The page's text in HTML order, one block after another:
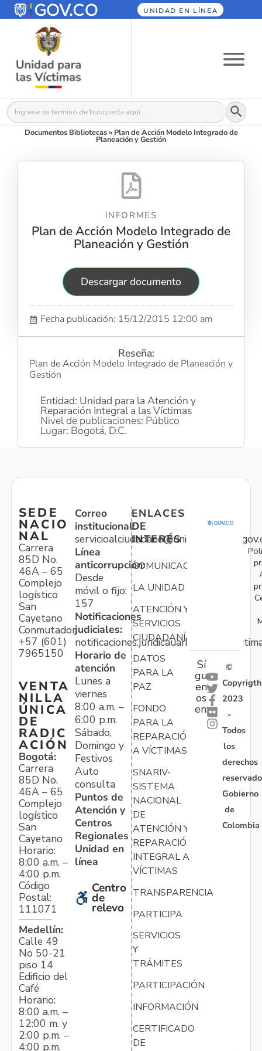
UNIDAD EN LÍNEA
Buscar: Botón
Documentos Bibliotecas» Plan de Acción Modelo Integrado de
Planeación y Gestión
INFORMES
Plan de Acción Modelo Integrado de
Planeación y Gestión
Descargar documento
Fecha publicación: 15/12/2015 12:00 am
Reseña:
Plan de Acción Modelo Integrado de Planeación y
Gestión
Entidad: Unidad para la Atención y
Reparación Integral a las Víctimas
Nivel de publicaciones: Público
Lugar: Bogotá, D.C.
SEDE
NACIO
NAL
Carrera
85D No.
46A – 65
Complejo
logístico
San
Cayetano
Conmutador:
+57 (601)
7965150
VENTA
NILLA
ÚNICA
DE
RADIC
ACIÓN
Bogotá:
Carrera
85D No.
46A – 65
Complejo
logístico
San
Cayetano
Horario:
8:00 a.m. –
4:00 p.m.
Código
Postal:
111071
Medellín:
Calle 49
No 50-21
piso 14
Edificio del
Café
Horario:
8:00 a.m. –
12:00 m. y
2:00 p.m. –
4:00 p.m.
Correo
institucional:
Línea
anticorrupción:
Desde
móvil o fijo:
157
Notificaciones
judiciales:
Horario de
atención
Lunes a
viernes
8:00 a.m. –
6:00 p.m.
Sábado,
Domingo y
Festivos
Auto
consulta
Puntos de
Atención y
Centros
Regionales
Unidad en
línea
Centro
de
relevo
ENLACES
DE
INTERÉS
COMUNICACIONES
LA UNIDAD
ATENCIÓN Y
SERVICIOS
CIUDADANÍA
DATOS
PARA LA
PAZ
FONDO
PARA LA
REPARACIÓN
A VÍCTIMAS
SNARIV-
SISTEMA
NACIONAL
DE
ATENCIÓN Y
REPARACIÓN
INTEGRAL A
VÍCTIMAS
TRANSPARENCIA
PARTICIPA
SERVICIOS
Y
TRÁMITES
PARTICIPACIÓN
INFORMACIÓN
CERTIFICADO
DE
Sí
gu
en
os
en:
©
Copyrigth
2023
-
Todos
los
derechos
Gobierno
de
Colombia